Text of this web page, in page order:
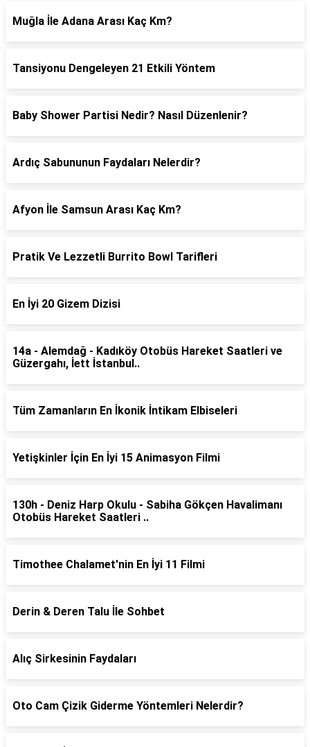
Muğla İle Adana Arası Kaç Km?
Tansiyonu Dengeleyen 21 Etkili Yöntem
Baby Shower Partisi Nedir? Nasıl Düzenlenir?
Ardıç Sabununun Faydaları Nelerdir?
Afyon İle Samsun Arası Kaç Km?
Pratik Ve Lezzetli Burrito Bowl Tarifleri
En İyi 20 Gizem Dizisi
14a - Alemdağ - Kadıköy Otobüs Hareket Saatleri ve
Güzergahı, İett İstanbul..
Tüm Zamanların En İkonik İntikam Elbiseleri
Yetişkinler İçin En İyi 15 Animasyon Filmi
130h - Deniz Harp Okulu - Sabiha Gökçen Havalimanı
Otobüs Hareket Saatleri ..
Timothee Chalamet'nin En İyi 11 Filmi
Derin & Deren Talu İle Sohbet
Alıç Sirkesinin Faydaları
Oto Cam Çizik Giderme Yöntemleri Nelerdir?